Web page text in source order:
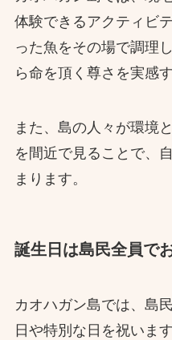
体験できるアクティビ
った魚をその場で調理
ら命を頂く尊さを実感
また、島の人々が環境
を間近で見ることで、
まります。
誕生日は島民全員で
カオハガン島では、島
日や特別な日を祝いま